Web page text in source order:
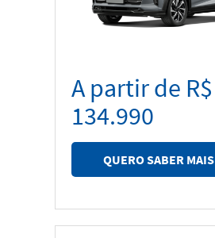
A partir de R$
134.990
QUERO SABER MAIS